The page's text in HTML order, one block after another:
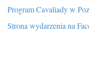
Program Cavaliady w
Strona wydarzenia na